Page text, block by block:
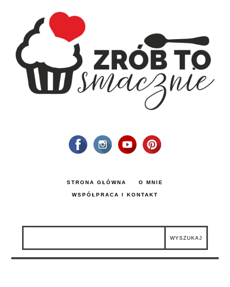
STRONA GŁÓWNA O MNIE
WSPÓŁPRACA I KONTAKT